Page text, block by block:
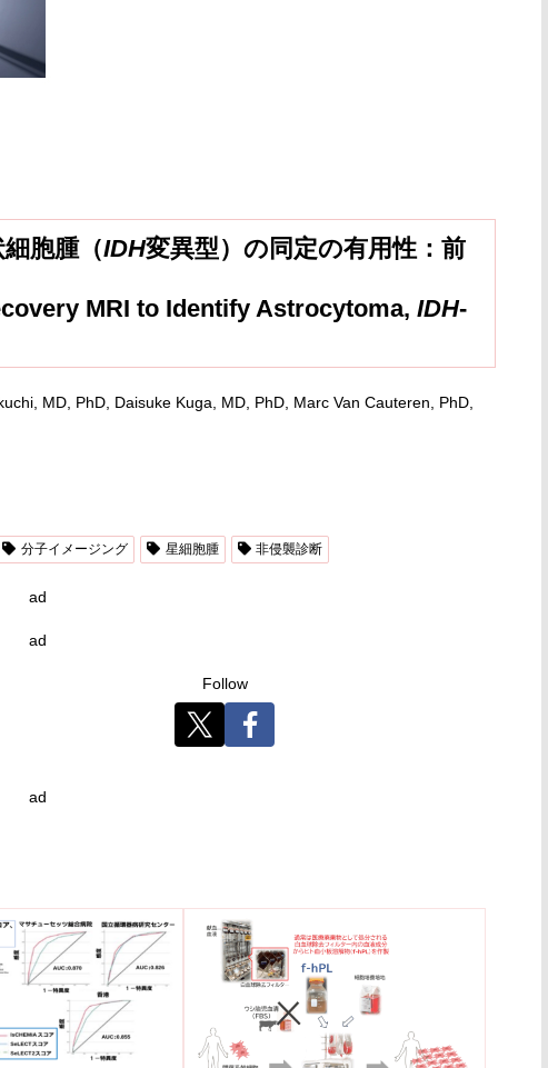
胞腫（IDH変異型）の同定の有用性：前
MRI to Identify Astrocytoma, IDH-
MD, PhD, Daisuke Kuga, MD, PhD, Marc Van Cauteren, PhD,
分子イメージング 星細胞腫 非侵襲診断
ad
ad
Follow
ad